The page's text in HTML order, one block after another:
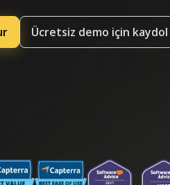
Ücretsiz demo için kaydol